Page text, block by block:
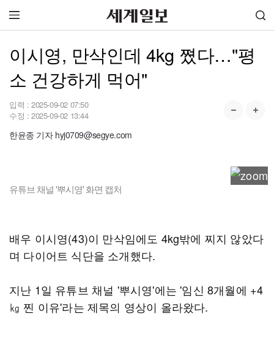
이시영, 만삭인데 4kg 쪘다…"평
소 건강하게 먹어"
입력 : 2025-09-02 07:50
수정 : 2025-09-02 13:44
한윤종 기자 hyj0709@segye.com
유튜브 채널 '뿌시영' 화면 캡처
배우 이시영(43)이 만삭임에도 4kg밖에 찌지 않았다
며 다이어트 식단을 소개했다.
지난 1일 유튜브 채널 '뿌시영'에는 '임신 8개월에 +4
㎏ 찐 이유'라는 제목의 영상이 올라왔다.